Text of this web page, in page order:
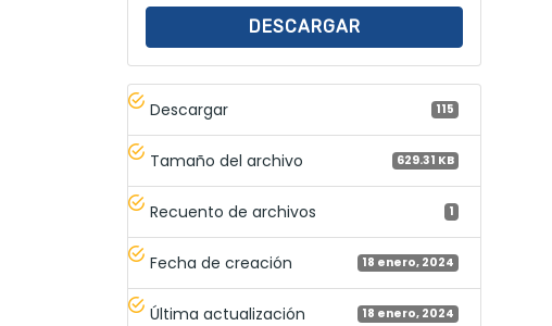
DESCARGAR
Descargar 115
Tamaño del archivo 629.31 KB
Recuento de archivos 1
Fecha de creación 18 enero, 2024
Última actualización 18 enero, 2024